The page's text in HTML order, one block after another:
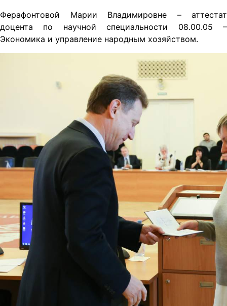
Ферафонтовой Марии Владимировне – аттестат
доцента по научной специальности 08.00.05 –
Экономика и управление народным хозяйством.